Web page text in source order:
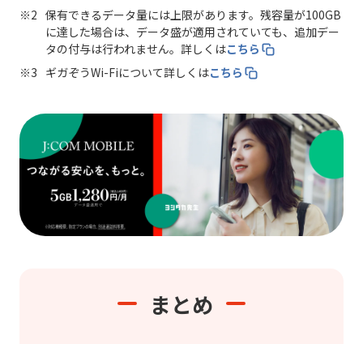
保有できるデータ量には上限があります。残容量が100GB
に達した場合は、データ盛が適用されていても、追加デー
タの付与は行われません。詳しくはこちら
ギガぞうWi-Fiについて詳しくはこちら
まとめ